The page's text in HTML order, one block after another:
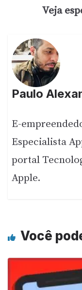
Veja
Paulo
E-
Especialista
portal
Apple.
Você